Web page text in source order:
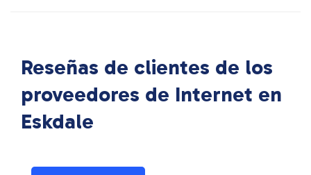
Reseñas de clientes de los
proveedores de Internet en
Eskdale